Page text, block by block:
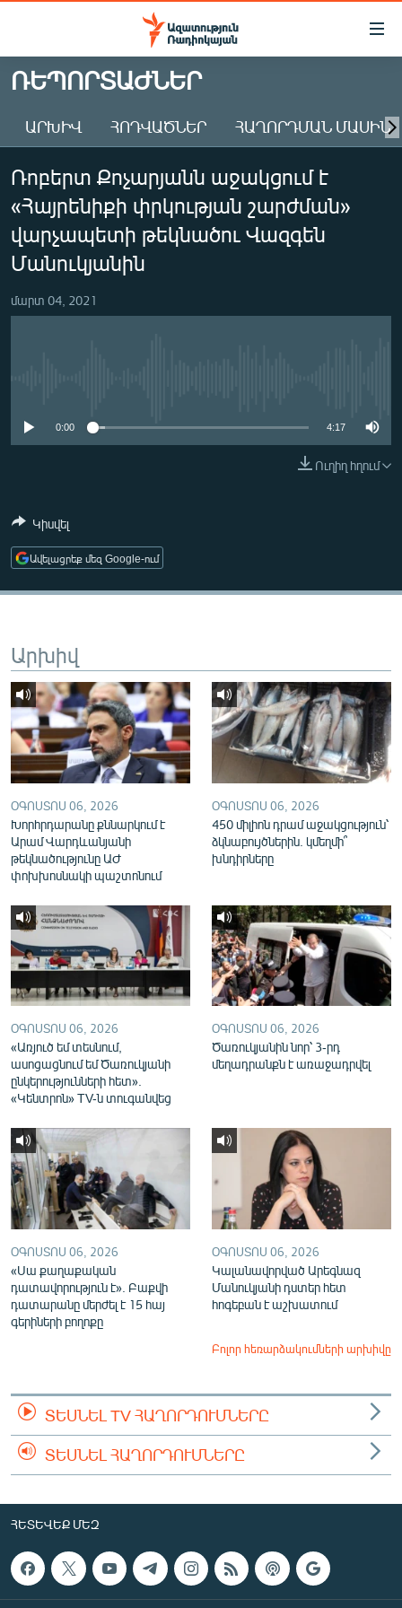
Մատչելիության
Անցնել
հիմնական
Անցնել
հիմնական
մենյուին
Որոնում
ԱԶԱՏՈՒԹՅՈՒՆ TV
ՀԱՅԱՍՏԱՆ
ԸՆՏՐՈՒԹՅՈՒՆՆԵՐ 2026
ԻՐԱՎՈՒՆՔ
ՀԱՍԱՐԱԿՈՒԹՅՈՒՆ
ՂԱՐԱԲԱՂ
ՄԻՋԱԶԳԱՅԻՆ
ՄՇԱԿՈՒՅԹ
ՄԵԿՆԱԲԱՆՈՒԹՅՈՒՆ
ՏՏ ԵՒ ԻՆՏԵՐՆԵՏ
ԲԱՆԱՎԵՃ
ՁԳՏԵԼՈՎ ԼԱՎԱԳՈՒՅՆԻՆ
ՓՈԴՔԱՍԹ
Հայերեն
English
Русский
«Ազատության» բոլոր կայքերը
ՌԵՊՈՐՏԱԺՆԵՐ
ԱՐԽԻՎ ՀՈԴՎԱԾՆԵՐ ՀԱՂՈՐԴՄԱՆ ՄԱՍԻՆ
Ռոբերտ Քոչարյանն աջակցում է
«Հայրենիքի փրկության շարժման»
վարչապետի թեկնածու Վազգեն
Մանուկյանին
մարտ 04, 2021
0:00 4:17
Ուղիղ հղում
Կիսվել
Ավելացրեք մեզ Google-ում
Արխիվ
ՕԳՈՍՏՈՍ 06, 2026
Խորհրդարանը քննարկում է
Արամ Վարդևանյանի
թեկնածությունը ԱԺ
փոխխոսնակի պաշտոնում
ՕԳՈՍՏՈՍ 06, 2026
450 միլիոն դրամ աջակցություն՝
ձկնաբույծներին. կմեղմի՞
խնդիրները
ՕԳՈՍՏՈՍ 06, 2026
«Առյուծ եմ տեսնում,
ասոցացնում եմ Ծառուկյանի
ընկերությունների հետ».
«Կենտրոն» TV-ն տուգանվեց
ՕԳՈՍՏՈՍ 06, 2026
Ծառուկյանին նոր՝ 3-րդ
մեղադրանքն է առաջադրվել
ՕԳՈՍՏՈՍ 06, 2026
«Սա քաղաքական
դատավորություն է». Բաքվի
դատարանը մերժել է 15 հայ
գերիների բողոքը
ՕԳՈՍՏՈՍ 06, 2026
Կալանավորված Արեգնազ
Մանուկյանի դստեր հետ
հոգեբան է աշխատում
Բոլոր հեռարձակումների արխիվը
ՏԵՍՆԵԼ TV ՀԱՂՈՐԴՈՒՄՆԵՐԸ
ՏԵՍՆԵԼ ՀԱՂՈՐԴՈՒՄՆԵՐԸ
ՀԵՏԵՎԵՔ ՄԵԶ